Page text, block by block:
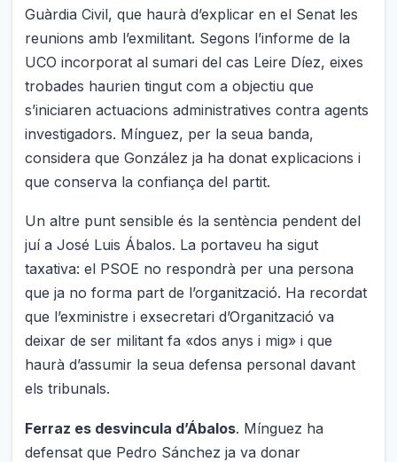
Guàrdia Civil, que haurà d’explicar en el Senat les
reunions amb l’exmilitant. Segons l’informe de la
UCO incorporat al sumari del cas Leire Díez, eixes
trobades haurien tingut com a objectiu que
s’iniciaren actuacions administratives contra agents
investigadors. Mínguez, per la seua banda,
considera que González ja ha donat explicacions i
que conserva la confiança del partit.
Un altre punt sensible és la sentència pendent del
juí a José Luis Ábalos. La portaveu ha sigut
taxativa: el PSOE no respondrà per una persona
que ja no forma part de l’organització. Ha recordat
que l’exministre i exsecretari d’Organització va
deixar de ser militant fa «dos anys i mig» i que
haurà d’assumir la seua defensa personal davant
els tribunals.
Ferraz es desvincula d’Ábalos. Mínguez ha
defensat que Pedro Sánchez ja va donar